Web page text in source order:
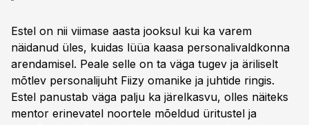
Estel on nii viimase aasta jooksul kui ka varem
näidanud üles, kuidas lüüa kaasa personalivaldkonna
arendamisel. Peale selle on ta väga tugev ja äriliselt
mõtlev personalijuht Fiizy omanike ja juhtide ringis.
Estel panustab väga palju ka järelkasvu, olles näiteks
mentor erinevatel noortele mõeldud üritustel ja